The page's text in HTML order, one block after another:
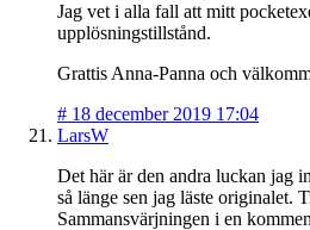
Jag vet i alla fall att mitt
upplösningstillstånd.
Grattis Anna-Panna och
# 18 december 2019 17:04
LarsW
Det här är den andra luckan jag
så länge sen jag läste originalet.
Sammansvärjningen i en